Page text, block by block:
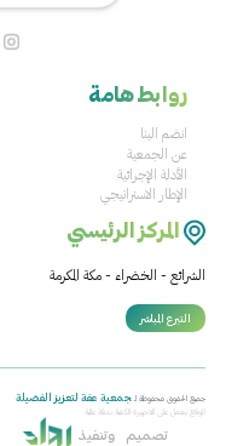
روابط هامة
انضم الينا
عن الجمعية
الأدلة الإجرائية
الإطار الاستراتيجي
المركز الرئيسي
الشرائع - الخضراء - مكة المكرمة
التبرع المباشر
جميع الحقوق محفوظة لـ جمعية عفة لتعزيز الفضيلة
الموقع يعمل على الاجهزة الكفية بدقة عالية
تصميم وتنفيذ